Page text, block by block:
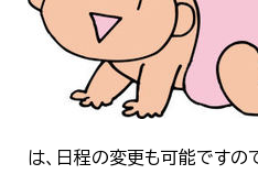
は、日程の変更も可能ですの